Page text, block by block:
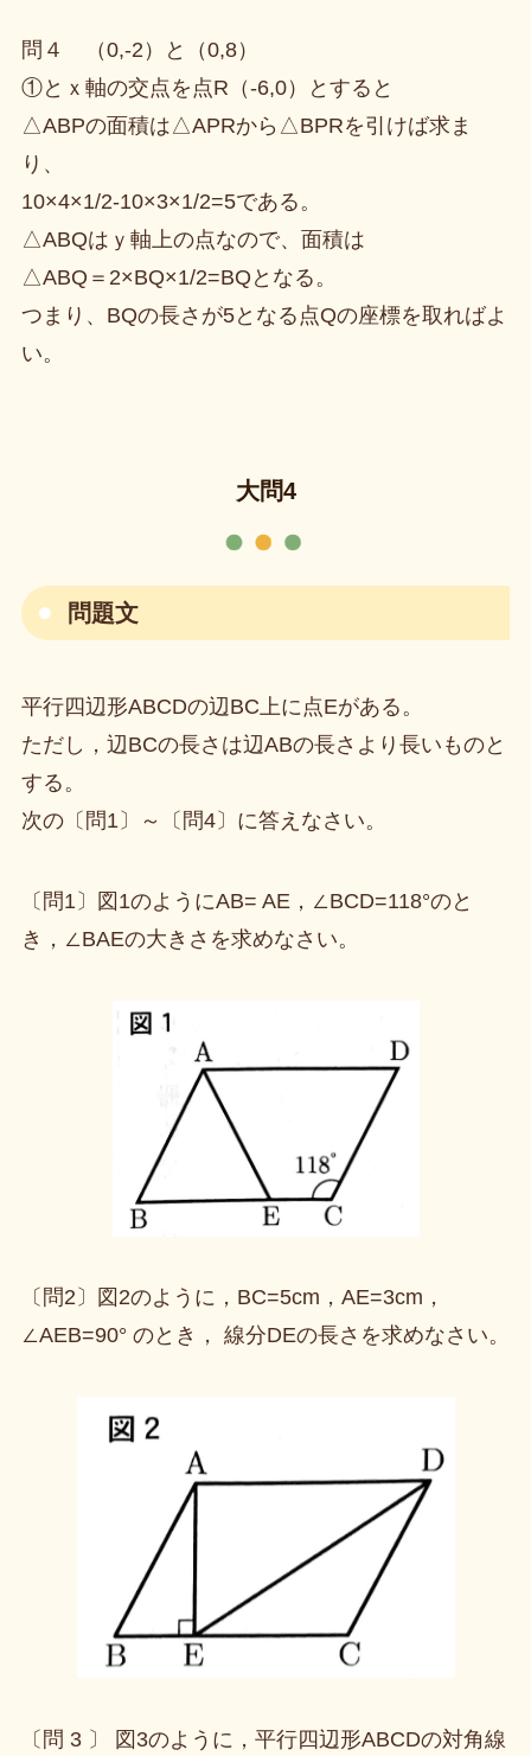
問４ （0,-2）と（0,8）
①とｘ軸の交点を点R（-6,0）とすると
△ABPの面積は△APRから△BPRを引けば求ま
り、
10×4×1/2-10×3×1/2=5である。
△ABQはｙ軸上の点なので、面積は
△ABQ＝2×BQ×1/2=BQとなる。
つまり、BQの長さが5となる点Qの座標を取ればよ
い。
大問4
問題文
平行四辺形ABCDの辺BC上に点Eがある。
ただし，辺BCの長さは辺ABの長さより長いものと
する。
次の〔問1〕～〔問4〕に答えなさい。
〔問1〕図1のようにAB= AE，∠BCD=118°のと
き，∠BAEの大きさを求めなさい。
〔問2〕図2のように，BC=5cm，AE=3cm，
∠AEB=90° のとき， 線分DEの長さを求めなさい。
〔問 3 〕 図3のように，平行四辺形ABCDの対角線